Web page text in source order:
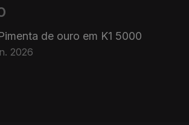
de ouro em K1 5000
2026